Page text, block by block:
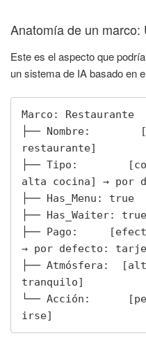
Anatomía de un marco:
Este es el aspecto que
un sistema de IA basado en
Marco: Restaurante
├── Nombre:
restaurante]
├── Tipo:
alta cocina] → por
├── Has_Menu: true
├── Has_Waiter: true
├── Pago:
→ por defecto:
├── Atmósfera:
tranquilo]
└── Acción:
irse]